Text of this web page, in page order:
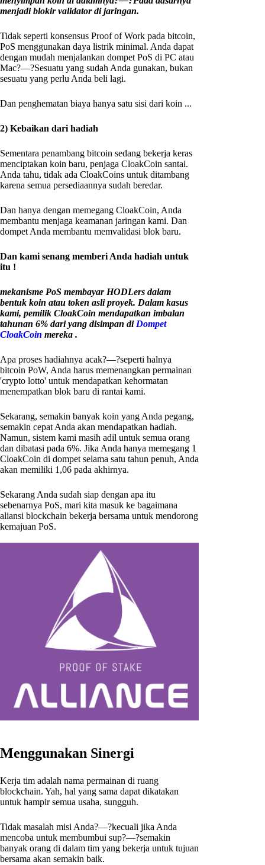
menjadi blokir validator di jaringan.
Tidak seperti konsensus Proof of Work pada bitcoin,
PoS menggunakan daya listrik minimal. Anda dapat
dengan mudah menjalankan dompet PoS di PC atau
Mac?—?Sesuatu yang sudah Anda gunakan, bukan
sesuatu yang perlu Anda beli lagi.
Dan penghematan biaya hanya satu sisi dari koin ...
2) Kebaikan dari hadiah
Sementara penambang bitcoin sedang bekerja keras
menciptakan koin baru, penjaga CloakCoin santai.
Anda tahu, tidak ada CloakCoins untuk ditambang
karena semua persediaannya sudah beredar.
Dan hanya dengan memegang CloakCoin, Anda
membantu menjaga keamanan jaringan kami. Dan
dompet Anda membantu memvalidasi blok baru.
Dan kami senang memberi Anda hadiah untuk
itu !
mekanisme PoS membayar HODLers dalam
bentuk koin atau token asli proyek. Dalam kasus
kami, pemilik CloakCoin mendapatkan imbalan
tahunan 6% dari yang disimpan di Dompet
CloakCoin mereka .
Apa proses hadiahnya acak?—?seperti halnya
bitcoin PoW, Anda harus memenangkan permainan
'crypto lotto' untuk mendapatkan kehormatan
menempatkan blok baru di rantai kami.
Sekarang, semakin banyak koin yang Anda pegang,
semakin cepat Anda akan mendapatkan hadiah.
Namun, sistem kami masih adil untuk semua orang
dan dibatasi pada 6%. Jika Anda hanya memegang 1
CloakCoin di dompet selama satu tahun penuh, Anda
akan memiliki 1,06 pada akhirnya.
Sekarang Anda sudah siap dengan apa itu
sebenarnya PoS, mari kita masuk ke bagaimana
aliansi blockchain bekerja bersama untuk mendorong
kemajuan PoS.
Menggunakan Sinergi
Kerja tim adalah nama permainan di ruang
blockchain. Yah, hal yang sama dapat dikatakan
untuk hampir semua usaha, sungguh.
Tidak masalah misi Anda?—?kecuali jika Anda
mencoba untuk membumbui sup?—?semakin
banyak orang di dalam tim yang bekerja untuk tujuan
bersama akan semakin baik.